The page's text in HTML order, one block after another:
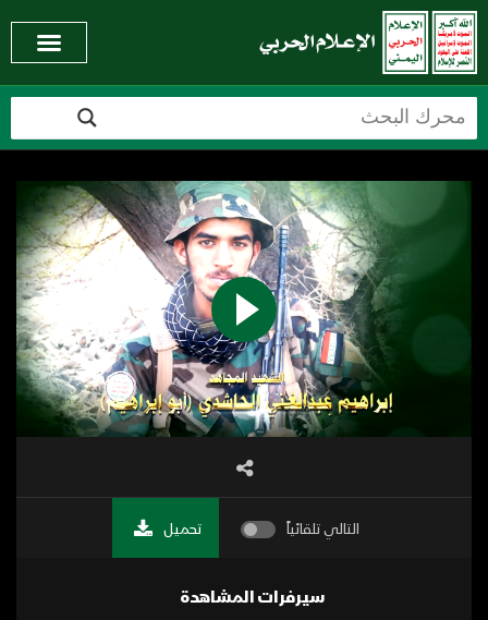
التالي تلقائياً تحميل
سيرفرات المشاهدة